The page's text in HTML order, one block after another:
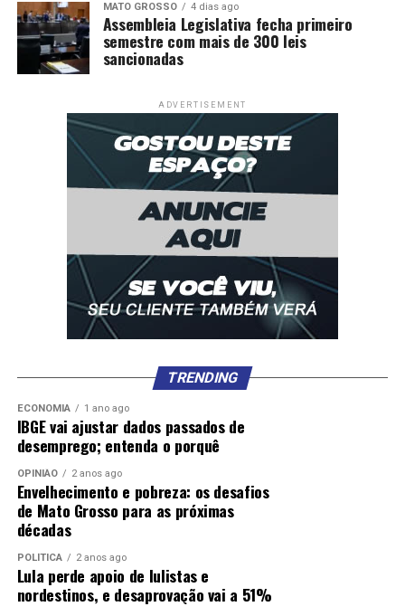
MATO GROSSO 4 dias ago
Assembleia Legislativa fecha primeiro
semestre com mais de 300 leis
sancionadas
ADVERTISEMENT
TRENDING
ECONOMIA 1 ano ago
IBGE vai ajustar dados passados de
desemprego; entenda o porquê
OPINIÃO 2 anos ago
Envelhecimento e pobreza: os desafios
de Mato Grosso para as próximas
décadas
POLÍTICA 2 anos ago
Lula perde apoio de lulistas e
nordestinos, e desaprovação vai a 51%